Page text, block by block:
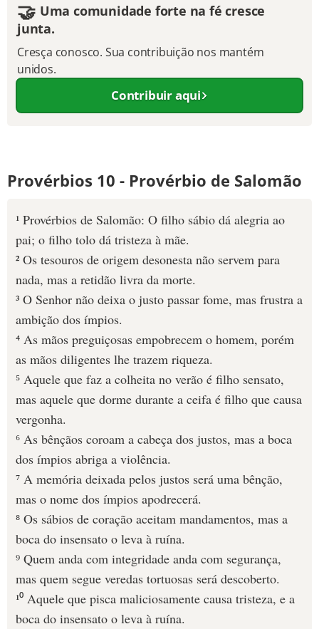
🤝 Uma comunidade forte na fé cresce
junta.
Cresça conosco. Sua contribuição nos mantém
unidos.
Contribuir aqui
Provérbios 10 - Provérbio de Salomão
¹ Provérbios de Salomão: O filho sábio dá alegria ao
pai; o filho tolo dá tristeza à mãe.
² Os tesouros de origem desonesta não servem para
nada, mas a retidão livra da morte.
³ O Senhor não deixa o justo passar fome, mas frustra a
ambição dos ímpios.
⁴ As mãos preguiçosas empobrecem o homem, porém
as mãos diligentes lhe trazem riqueza.
⁵ Aquele que faz a colheita no verão é filho sensato,
mas aquele que dorme durante a ceifa é filho que causa
vergonha.
⁶ As bênçãos coroam a cabeça dos justos, mas a boca
dos ímpios abriga a violência.
⁷ A memória deixada pelos justos será uma bênção,
mas o nome dos ímpios apodrecerá.
⁸ Os sábios de coração aceitam mandamentos, mas a
boca do insensato o leva à ruína.
⁹ Quem anda com integridade anda com segurança,
mas quem segue veredas tortuosas será descoberto.
¹⁰ Aquele que pisca maliciosamente causa tristeza, e a
boca do insensato o leva à ruína.